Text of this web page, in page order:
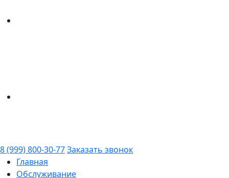
8 (999) 800-30-77Заказать звонок
Главная
Обслуживание